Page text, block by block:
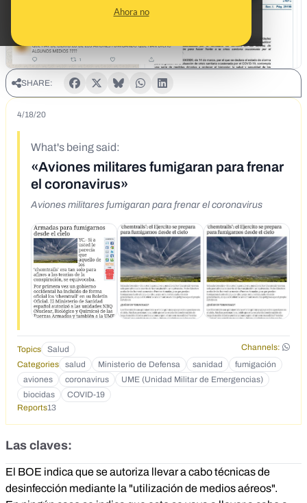
Ahora no
SHARE:
4/18/20
What's being said:
«Aviones militares fumigaran para frenar
el coronavirus»
Aviones militares fumigaran para frenar el coronavirus
Topics Salud
Channels:
Categories
salud Ministerio de Defensa sanidad
fumigación
aviones
coronavirus
UME (Unidad Militar de Emergencias)
biocidas
COVID-19
Reports13
Las claves:
El BOE indica que se autoriza llevar a cabo técnicas de
desinfección mediante la "utilización de medios aéreos".